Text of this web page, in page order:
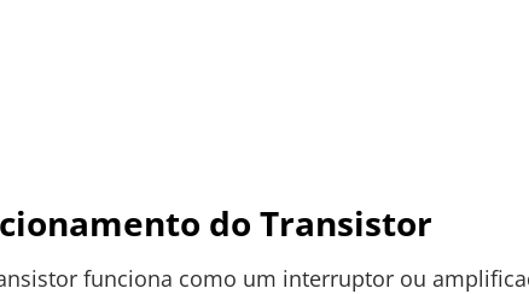
do Transistor
funciona como um interruptor ou